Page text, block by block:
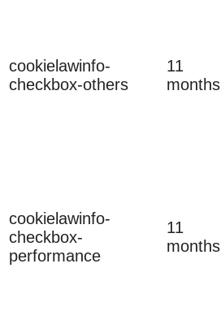
cookielawinfo-
checkbox-others
11
months
cookielawinfo-
checkbox-
performance
11
months